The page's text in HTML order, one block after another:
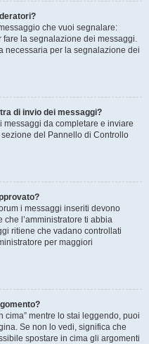
che vuoi segnalare:
la segnalazione dei messaggi.
necessaria per la segnalazione dei
di invio dei messaggi?
messaggi da completare e inviare
del Pannello di Controllo
i messaggi inseriti devono
l’amministratore ti abbia
ritiene che vadano controllati
per maggiori
cima” mentre lo stai leggendo, puoi
Se non lo vedi, significa che
spostare in cima gli argomenti